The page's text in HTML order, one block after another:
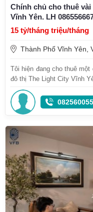
Chính chủ cho thuê
Vĩnh Yên. LH
15 tỷ/tháng triệu/tháng
Thành Phố Vĩnh Yên,
Tôi hiện đang cho thuê
đô thị The Light City Vĩnh